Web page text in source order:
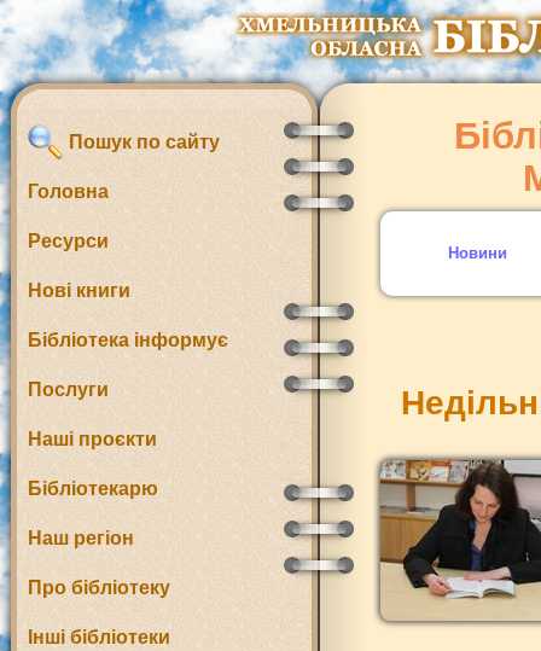
Пошук по сайту
Головна
Ресурси
Нові книги
Бібліотека інформує
Послуги
Наші проєкти
Бібліотекарю
Наш регіон
Про бібліотеку
Інші бібліотеки
Новини